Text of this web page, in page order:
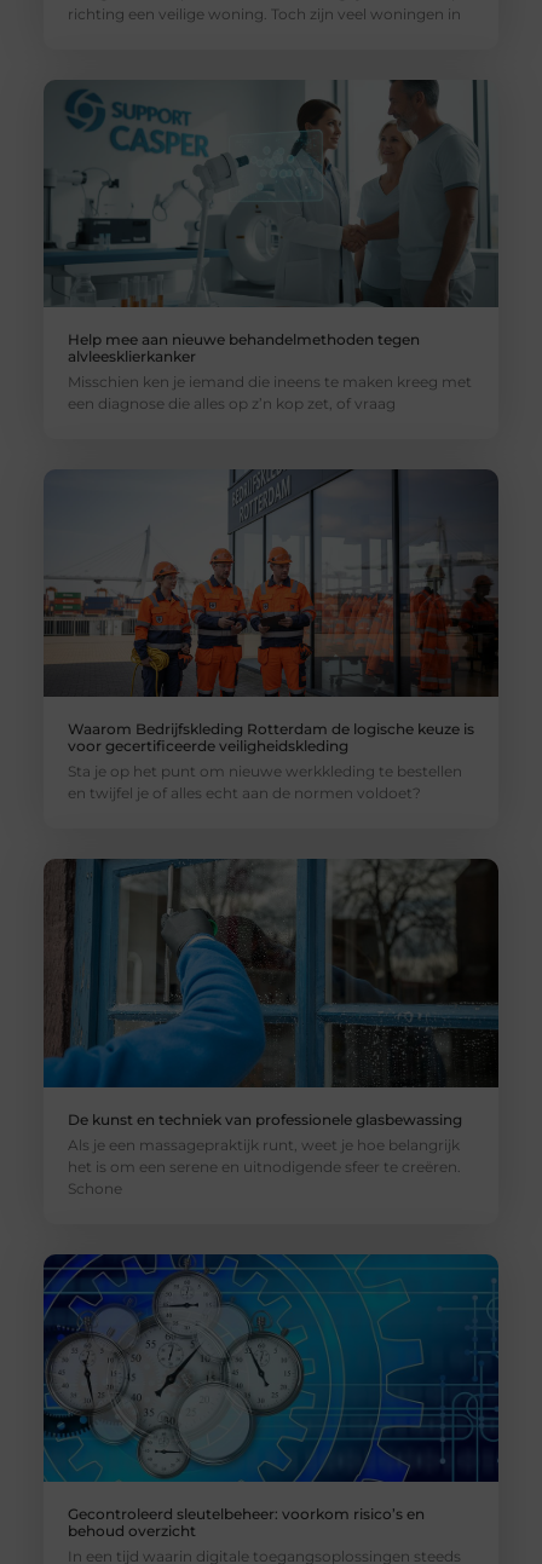
richting een veilige woning. Toch zijn veel woningen in
Help mee aan nieuwe behandelmethoden tegen
alvleesklierkanker
Misschien ken je iemand die ineens te maken kreeg met
een diagnose die alles op z’n kop zet, of vraag
Waarom Bedrijfskleding Rotterdam de logische keuze is
voor gecertificeerde veiligheidskleding
Sta je op het punt om nieuwe werkkleding te bestellen
en twijfel je of alles echt aan de normen voldoet?
De kunst en techniek van professionele glasbewassing
Als je een massagepraktijk runt, weet je hoe belangrijk
het is om een serene en uitnodigende sfeer te creëren.
Schone
Gecontroleerd sleutelbeheer: voorkom risico’s en
behoud overzicht
In een tijd waarin digitale toegangsoplossingen steeds